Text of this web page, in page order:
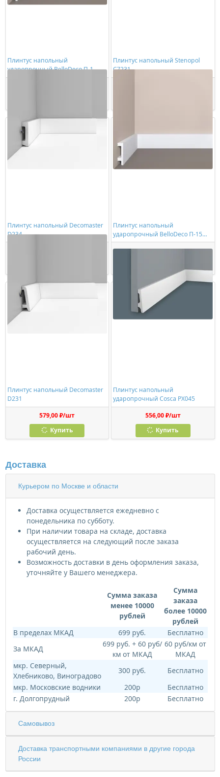
Плинтус напольный
ударопрочный BelloDeco П-1
Плинтус напольный Stenopol
C7231
Плинтус напольный Decomaster
D234
Плинтус напольный
ударопрочный BelloDeco П-15
60/15
584,00 ₽/шт
Плинтус напольный Decomaster
D231
579,00 ₽/шт
Купить
Плинтус напольный
ударопрочный Cosca PX045
556,00 ₽/шт
Купить
Доставка
Курьером по Москве и области
Доставка осуществляется ежедневно с
понедельника по субботу.
При наличии товара на складе, доставка
осуществляется на следующий после заказа
рабочий день.
Возможность доставки в день оформления заказа,
уточняйте у Вашего менеджера.
Сумма заказа
менее 10000
рублей
Сумма
заказа
более 10000
рублей
В пределах МКАД
699 руб.
Бесплатно
За МКАД
699 руб. + 60 руб/
км от МКАД
60 руб/км от
МКАД
мкр. Северный,
Хлебниково, Виноградово
300 руб.
Бесплатно
мкр. Московские водники
200р
Бесплатно
г. Долгопрудный
200р Бесплатно
Самовывоз
Доставка транспортными компаниями в другие города
России